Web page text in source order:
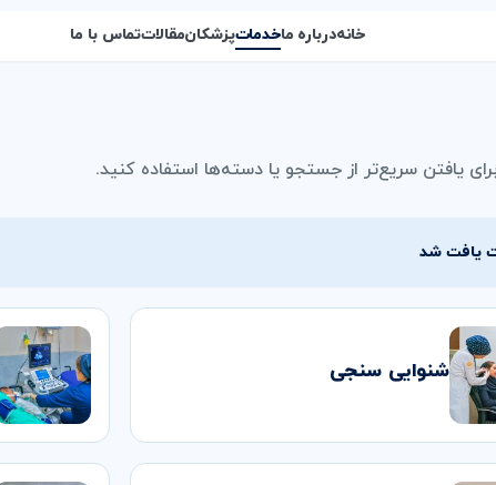
خانهدرباره ماخدماتپزشکانمقالاتتماس با ما
یافتن سریع‌تر از جستجو یا دسته‌ها استفاده کنید.
شنوایی سنجی